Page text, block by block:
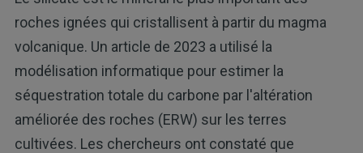
roches ignées qui cristallisent à partir du magma
volcanique. Un article de 2023 a utilisé la
modélisation informatique pour estimer la
séquestration totale du carbone par l'altération
améliorée des roches (ERW) sur les terres
cultivées. Les chercheurs ont constaté que